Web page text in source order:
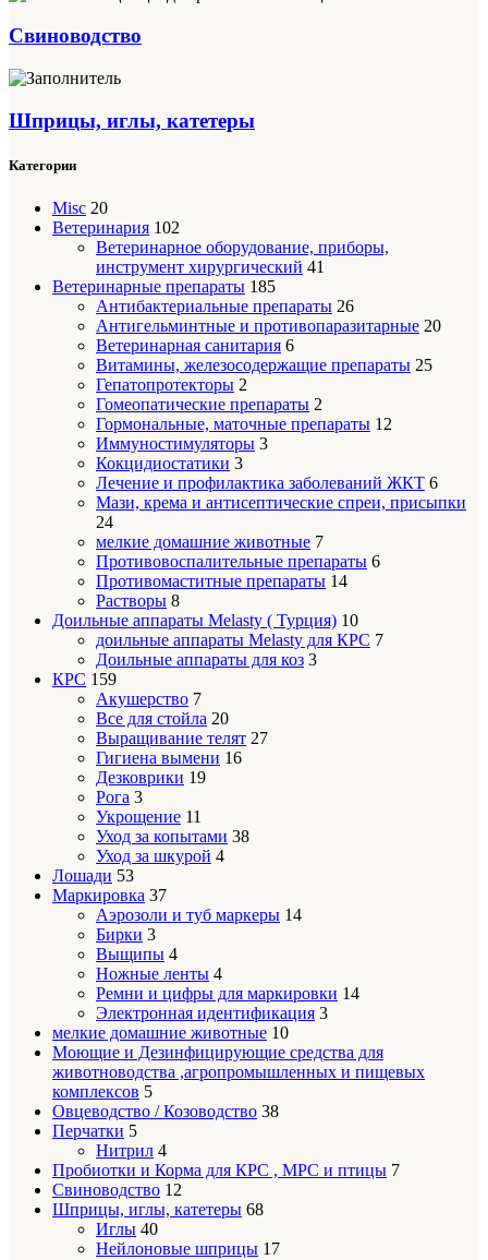
Свиноводство
Шприцы, иглы, катетеры
Категории
Misc 20
Ветеринария 102
Ветеринарное оборудование, приборы,
инструмент хирургический 41
Ветеринарные препараты 185
Антибактериальные препараты 26
Антигельминтные и противопаразитарные 20
Ветеринарная санитария 6
Витамины, железосодержащие препараты 25
Гепатопротекторы 2
Гомеопатические препараты 2
Гормональные, маточные препараты 12
Иммуностимуляторы 3
Кокцидиостатики 3
Лечение и профилактика заболеваний ЖКТ 6
Мази, крема и антисептические спреи, присыпки
24
мелкие домашние животные 7
Противовоспалительные препараты 6
Противомаститные препараты 14
Растворы 8
Доильные аппараты Melasty ( Турция) 10
доильные аппараты Melasty для КРС 7
Доильные аппараты для коз 3
КРС 159
Акушерство 7
Все для стойла 20
Выращивание телят 27
Гигиена вымени 16
Дезковрики 19
Рога 3
Укрощение 11
Уход за копытами 38
Уход за шкурой 4
Лошади 53
Маркировка 37
Аэрозоли и туб маркеры 14
Бирки 3
Выщипы 4
Ножные ленты 4
Ремни и цифры для маркировки 14
Электронная идентификация 3
мелкие домашние животные 10
Моющие и Дезинфицирующие средства для
животноводства ,агропромышленных и пищевых
комплексов 5
Овцеводство / Козоводство 38
Перчатки 5
Нитрил 4
Пробиотки и Корма для КРС , МРС и птицы 7
Свиноводство 12
Шприцы, иглы, катетеры 68
Иглы 40
Нейлоновые шприцы 17